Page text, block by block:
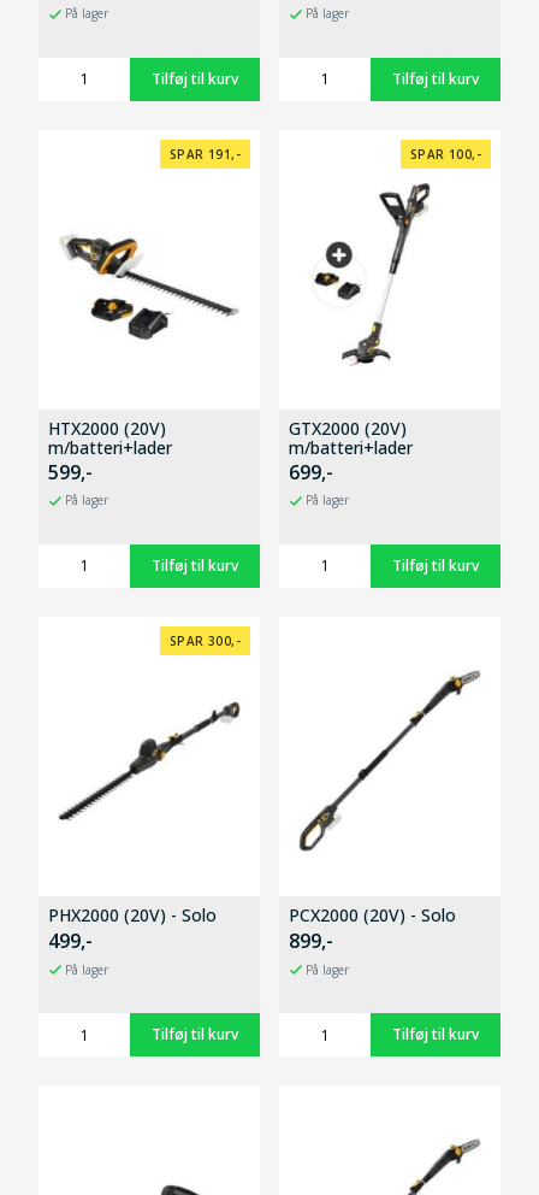
På lager På lager
SPAR 191,-
HTX2000 (20V)
m/batteri+lader
599,-
På lager
SPAR 100,-
GTX2000 (20V)
m/batteri+lader
699,-
På lager
SPAR 300,-
PHX2000 (20V) - Solo
499,-
På lager
PCX2000 (20V) - Solo
899,-
På lager